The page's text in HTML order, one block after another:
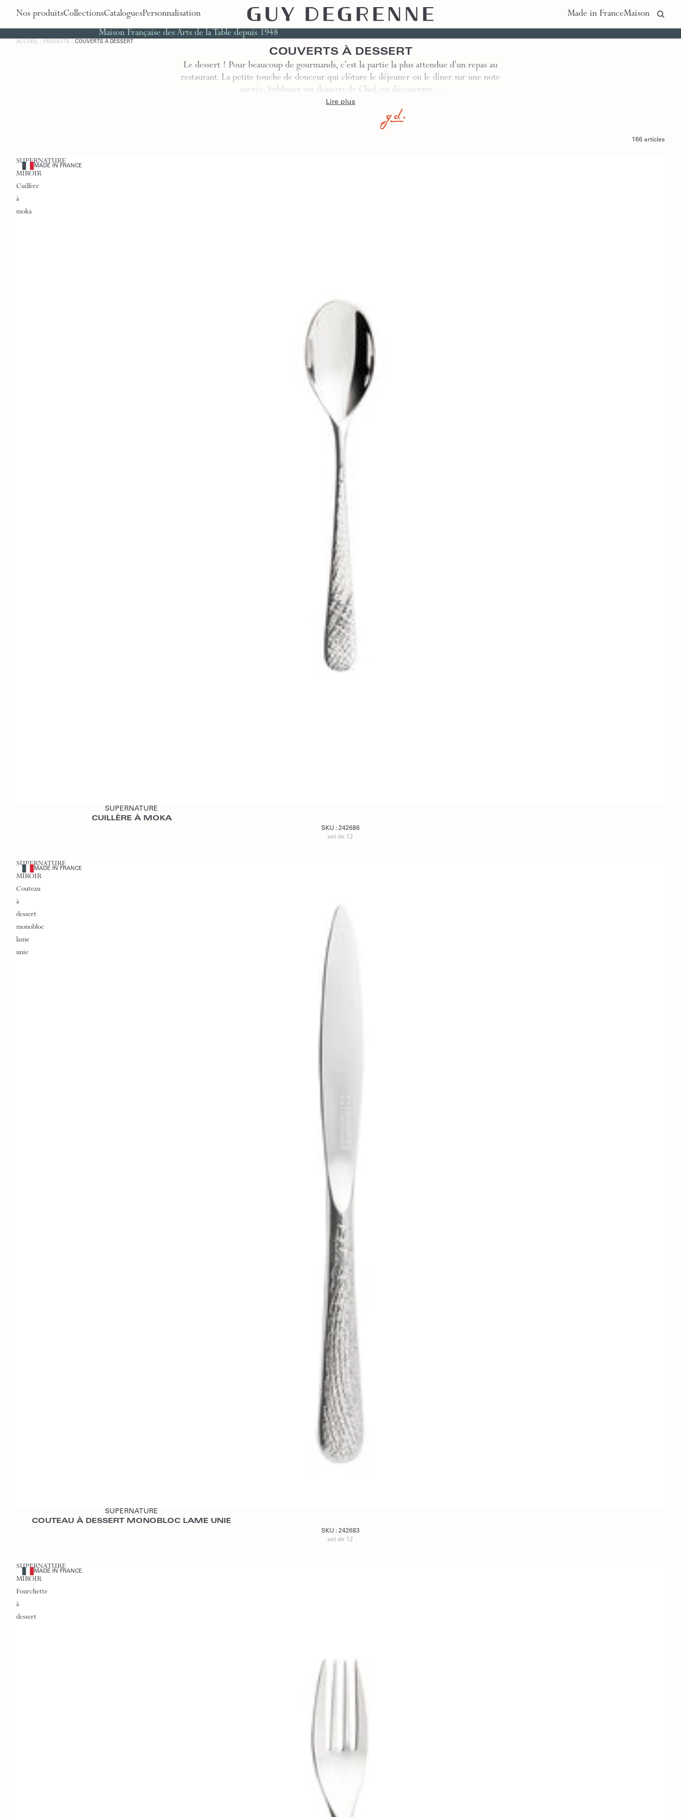
Nos produitsCollectionsCataloguesPersonnalisation Made in FranceMaison
Maison Française des Arts de la Table depuis 1948
ACCUEIL PRODUITS COUVERTS À DESSERT
COUVERTS À DESSERT
Le dessert ! Pour beaucoup de gourmands, c’est la partie la plus attendue d’un repas au
restaurant. La petite touche de douceur qui clôture le déjeuner ou le dîner sur une note
sucrée. Sublimez vos desserts de Chef, en découvrant…
Lire plus
166 articles
SUPERNATURE
MIROIR
Cuillère
à
moka
MADE IN FRANCE
SUPERNATURE
CUILLÈRE À MOKA
SKU : 242686
set de 12
SUPERNATURE
MIROIR
Couteau
à
dessert
monobloc
lame
unie
MADE IN FRANCE
SUPERNATURE
COUTEAU À DESSERT MONOBLOC LAME UNIE
SKU : 242683
set de 12
SUPERNATURE
MIROIR
Fourchette
à
dessert
MADE IN FRANCE